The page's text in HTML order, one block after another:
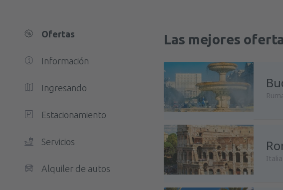
Ofertas
Información
Ingresando
Estacionamiento
Servicios
Alquiler de autos
Las mejores
Italia